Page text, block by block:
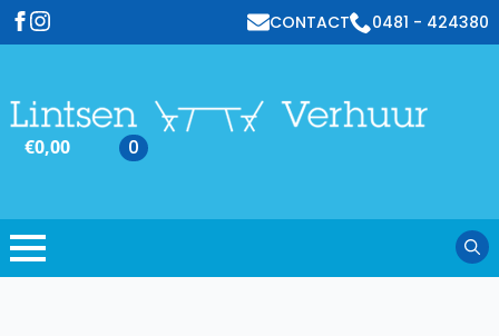
CONTACT 0481 - 424380
€0,00 0